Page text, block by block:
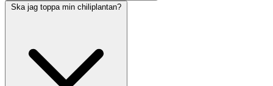
Ska jag toppa min chiliplantan?